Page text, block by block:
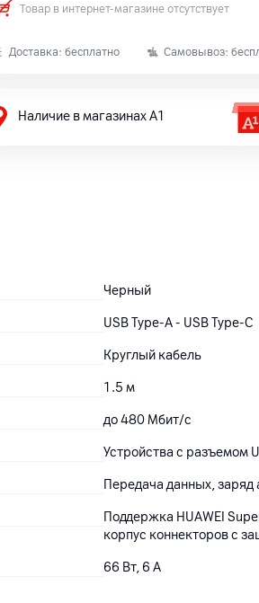
Товар в интернет-магазине отсутствует
Доставка: бесплатно Самовывоз:
Наличие в магазинах А1
Черный
USB Type-A - USB Type-C
Круглый кабель
1.5 м
до 480 Мбит/с
Устройства с разъемом
Передача данных, заряд
Поддержка HUAWEI
корпус коннекторов с
66 Вт, 6 A